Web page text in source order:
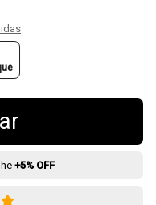
+5% OFF